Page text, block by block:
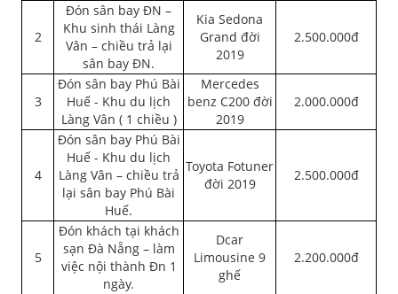
2
Đón sân bay ĐN –
Khu sinh thái Làng
Vân – chiều trả lại
sân bay ĐN.
Kia Sedona
Grand đời
2019
2.500.000đ
3
Đón sân bay Phú Bài
Huế - Khu du lịch
Làng Vân ( 1 chiều )
Mercedes
benz C200 đời
2019
2.000.000đ
4
Đón sân bay Phú Bài
Huế - Khu du lịch
Làng Vân – chiều trả
lại sân bay Phú Bài
Huế.
Toyota Fotuner
đời 2019
2.500.000đ
5
Đón khách tại khách
sạn Đà Nẵng – làm
việc nội thành Đn 1
ngày.
Dcar
Limousine 9
ghế
2.200.000đ